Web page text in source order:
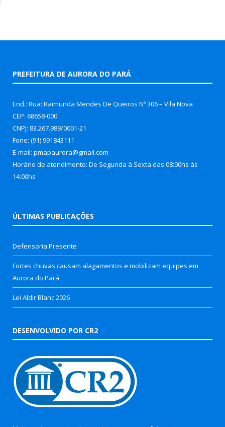
PREFEITURA DE AURORA DO PARÁ
End.: Rua: Raimunda Mendes De Queiros Nº 306 – Vila Nova
CEP: 68658-000
CNPJ: 83.267.989/0001-21
Fone: (91) 991843111
E-mail: pmapaurora@gmail.com
Horário de atendimento: De Segunda à Sexta das 08:00hs às
14:00hs
ÚLTIMAS PUBLICAÇÕES
Defensoria Presente
Fortes chuvas causam alagamentos e mobilizam equipes em
Aurora do Pará
Lei Aldir Blanc 2026
DESENVOLVIDO POR CR2